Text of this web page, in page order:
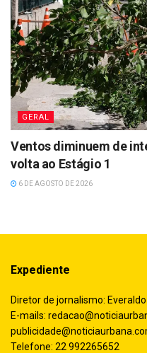
GERAL
Ventos diminuem de
volta ao Estágio 1
6 DE AGOSTO DE 2026
Expediente
Diretor de jornalismo: Everaldo
E-mails:
Telefone: 22 992265652